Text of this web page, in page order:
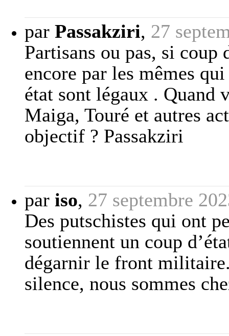
par Passakziri, 27
Partisans ou pas, si
encore par les mêmes
état sont légaux . Quand
Maiga, Touré et autres
objectif ? Passakziri
par iso, 27 septembre
Des putschistes qui ont
soutiennent un coup
dégarnir le front
silence, nous sommes